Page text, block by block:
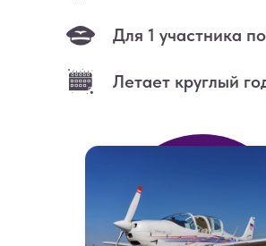
Для 1 участника
Летает круглый